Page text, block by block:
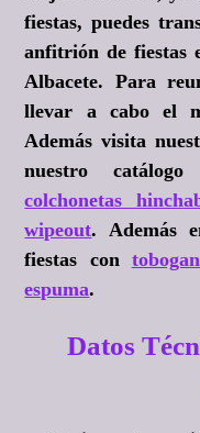
fiestas, puedes
anfitrión de fiestas
Albacete. Para
llevar a cabo el
Además visita
nuestro catálogo
colchonetas
wipeout. Además
fiestas con
espuma.
Datos